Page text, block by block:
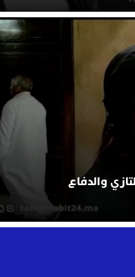
والدفاع